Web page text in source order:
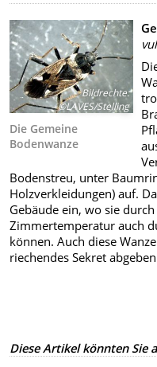
Bildrechte:
©LAVES/Stelling
Die Gemeine
Bodenwanze
Bodenstreu, unter
Holzverkleidungen) auf.
Gebäude ein, wo sie
Zimmertemperatur auch
können.Auch diese
riechendes Sekret
Diese Artikel könnten Sie